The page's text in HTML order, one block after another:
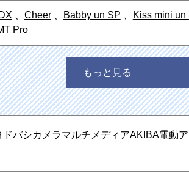
Cheer、 Babby un SP Kiss mini un
Pro
もっと見る
ドバシカメラマルチメディアAKIBA電動